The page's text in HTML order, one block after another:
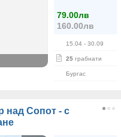
79.00лв
160.00лв
15.04 - 30.09
25 грабнати
Бургас
над Сопот - с